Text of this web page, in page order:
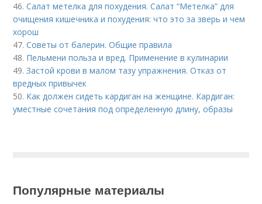
46.Салат метелка для похудения. Салат “Метелка” для
очищения кишечника и похудения: что это за зверь и чем
хорош
47.Советы от балерин. Общие правила
48. Пельмени польза и вред. Применение в кулинарии
49.Застой крови в малом тазу упражнения. Отказ от
вредных привычек
50. Как должен сидеть кардиган на женщине. Кардиган:
уместные сочетания под определенную длину, образы
Популярные материалы